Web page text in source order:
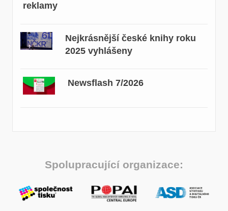
reklamy
Nejkrásnější české knihy roku
2025 vyhlášeny
Newsflash 7/2026
Spolupracující organizace: